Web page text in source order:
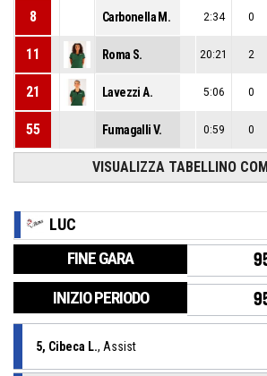
8 Carbonella M. 2:34 0
11 Roma S. 20:21 2
21 Lavezzi A. 5:06 0
55 Fumagalli V. 0:59 0
VISUALIZZA TABELLINO
LUC
FINE GARA
INIZIO PERIODO
5, Cibeca L., Assist